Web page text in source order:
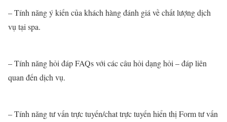
– Tính năng ý kiến của khách hàng đánh giá về chất lượng dịch
vụ tại spa.
– Tính năng hỏi đáp FAQs với các câu hỏi dạng hỏi – đáp liên
quan đến dịch vụ.
– Tính năng tư vấn trực tuyến/chat trực tuyến hiển thị Form tư vấn